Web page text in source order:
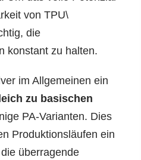
von TPU\
die
konstant zu halten.
im Allgemeinen ein
zu basischen
PA-Varianten. Dies
Produktionsläufen ein
überragende